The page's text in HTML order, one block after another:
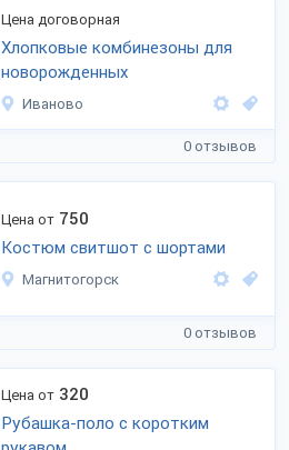
Цена договорная
Хлопковые комбинезоны для
новорожденных
Иваново
0 отзывов
Цена от 750
Костюм свитшот с шортами
Магнитогорск
0 отзывов
Цена от 320
Рубашка-поло с коротким